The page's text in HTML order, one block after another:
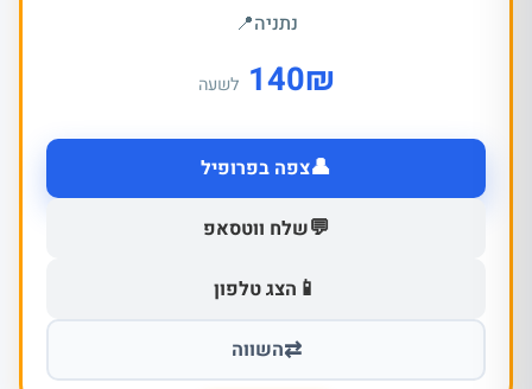
נתניה📍
₪
140 לשעה
👤צפה בפרופיל
💬שלח ווטסאפ
📱 הצג טלפון
⇄השווה